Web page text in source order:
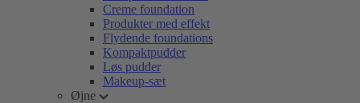
Creme foundation
Produkter med effekt
Flydende foundations
Kompaktpudder
Løs pudder
Makeup-sæt
Øjne